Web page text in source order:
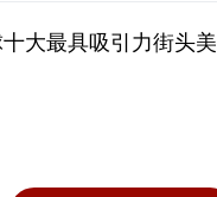
大最具吸引力街头美